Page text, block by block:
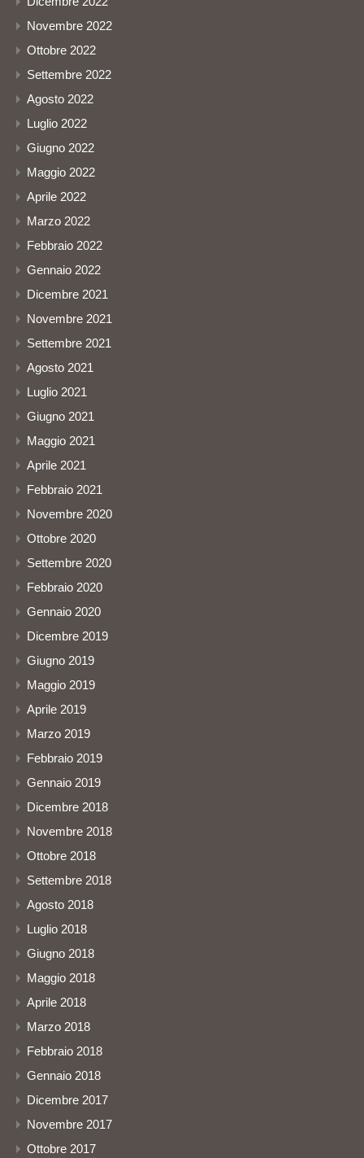
Novembre 2022
Ottobre 2022
Settembre 2022
Agosto 2022
Luglio 2022
Giugno 2022
Maggio 2022
Aprile 2022
Marzo 2022
Febbraio 2022
Gennaio 2022
Dicembre 2021
Novembre 2021
Settembre 2021
Agosto 2021
Luglio 2021
Giugno 2021
Maggio 2021
Aprile 2021
Febbraio 2021
Novembre 2020
Ottobre 2020
Settembre 2020
Febbraio 2020
Gennaio 2020
Dicembre 2019
Giugno 2019
Maggio 2019
Aprile 2019
Marzo 2019
Febbraio 2019
Gennaio 2019
Dicembre 2018
Novembre 2018
Ottobre 2018
Settembre 2018
Agosto 2018
Luglio 2018
Giugno 2018
Maggio 2018
Aprile 2018
Marzo 2018
Febbraio 2018
Gennaio 2018
Dicembre 2017
Novembre 2017
Ottobre 2017